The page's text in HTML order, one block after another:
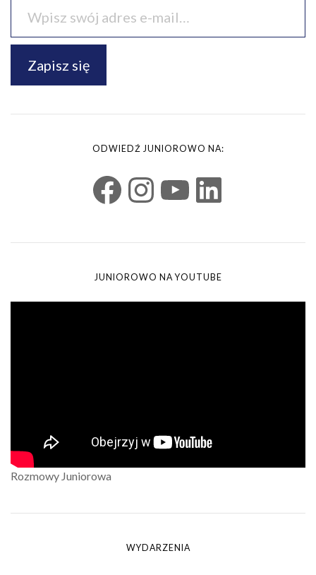
Zapisz się
ODWIEDŹ JUNIOROWO NA:
JUNIOROWO NA YOUTUBE
Rozmowy Juniorowa
WYDARZENIA